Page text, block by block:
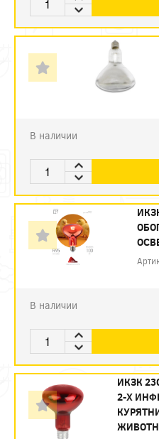
В наличии
В наличии
ИКЗК
2-Х